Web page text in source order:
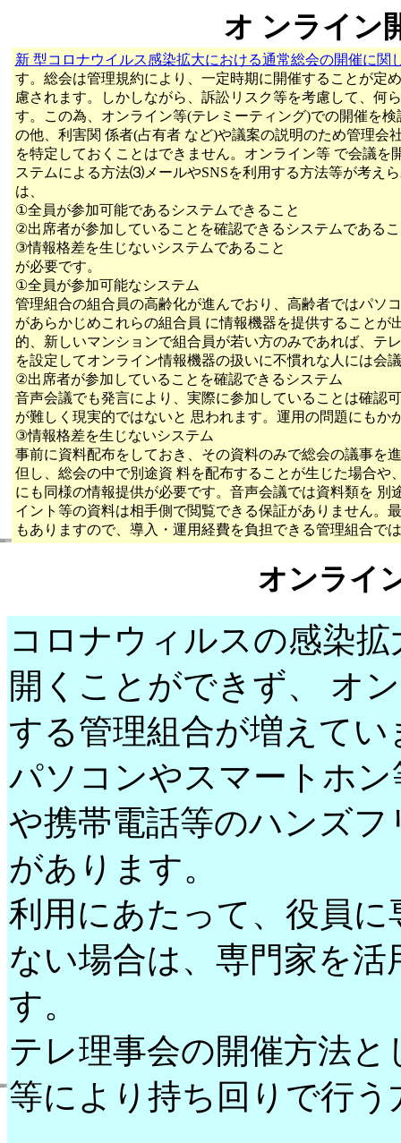
オ ンライン
新 型コロナウイルス感染拡大における通常総会の開催に関
す。総会は管理規約により、一定時期に開催することが定
慮されます。しかしながら、訴訟リスク等を考慮して、何
す。この為、オンライン等(テレミーティング)での開催を
の他、利害関 係者(占有者 など)や議案の説明のため管理
を特定しておくことはできません。オンライン等 で会議
ステムによる方法⑶メールやSNSを利用する方法等が考え
は、
①全員が参加可能であるシステムできること
②出席者が参加していることを確認できるシステムである
③情報格差を生じないシステムであること
が必要です。
①全員が参加可能なシステム
管理組合の組合員の高齢化が進んでおり、高齢者ではパソ
があらかじめこれらの組合員 に情報機器を提供すること
的、新しいマンションで組合員が若い方のみであれば、テ
を設定してオンライン情報機器の扱いに不慣れな人には会
②出席者が参加していることを確認できるシステム
音声会議でも発言により、実際に参加していることは確認
が難しく現実的ではないと 思われます。運用の問題にも
③情報格差を生じないシステム
事前に資料配布をしておき、その資料のみで総会の議事を
但し、総会の中で別途資 料を配布することが生じた場合
にも同様の情報提供が必要です。音声会議では資料類を
イント等の資料は相手側で閲覧できる保証がありません。
もありますので、導入・運用経費を負担できる管理組合で
オンライ
コロナウィルスの感染
開くことができず、 オ
する管理組合が増えてい
パソコンやスマートホ
や携帯電話等のハンズ
があります。
利用にあたって、役員
ない場合は、専門家を
す。
テレ理事会の開催方法
等により持ち回りで行